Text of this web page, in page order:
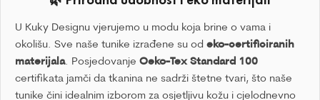
U Kuky Designu vjerujemo u modu koja brine o vama i
okolišu. Sve naše tunike izrađene su od eko-certificiranih
materijala. Posjedovanje Oeko-Tex Standard 100
certifikata jamči da tkanina ne sadrži štetne tvari, što naše
tunike čini idealnim izborom za osjetljivu kožu i cjelodnevno